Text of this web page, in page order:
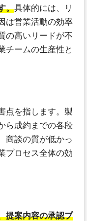
。具体的には、リ
は営業活動の効率
の高いリードが不
チームの生産性と
点を指します。製
ら成約までの各段
商談の質が低かっ
プロセス全体の効
提案内容の承認プ